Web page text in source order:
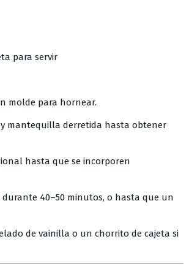
para servir
molde para hornear.
mantequilla derretida hasta obtener
hasta que se incorporen
40–50 minutos, o hasta que un
de vainilla o un chorrito de cajeta si